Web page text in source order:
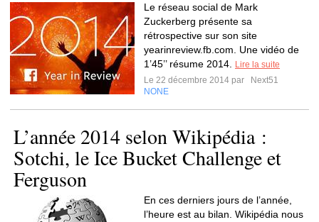
Le réseau social de Mark
Zuckerberg présente sa
rétrospective sur son site
yearinreview.fb.com. Une vidéo de
1’45’’ résume 2014.
Lire la suite
Le 22 décembre 2014 par
Next51
NONE
L’année 2014 selon Wikipédia :
Sotchi, le Ice Bucket Challenge et
Ferguson
En ces derniers jours de l’année,
l’heure est au bilan. Wikipédia nous